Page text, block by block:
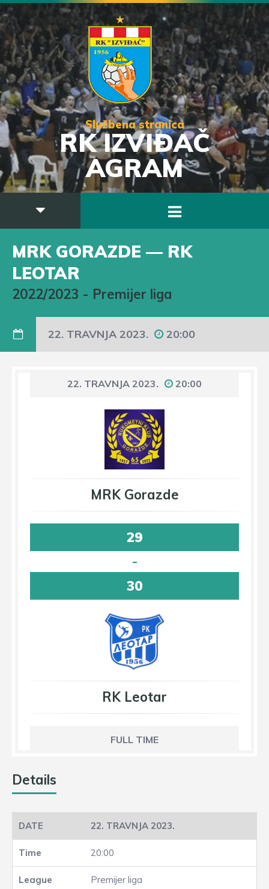
Službena stranica
RK IZVIĐAČ
AGRAM
MRK GORAZDE — RK
LEOTAR
2022/2023 - Premijer liga
22. TRAVNJA 2023. 20:00
22. TRAVNJA 2023. 20:00
MRK Gorazde
29
-
30
RK Leotar
FULL TIME
Details
22. TRAVNJA 2023.
20:00
Premijer liga